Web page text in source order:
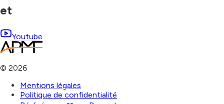
et
Youtube
© 2026
Mentions légales
Politique de confidentialité